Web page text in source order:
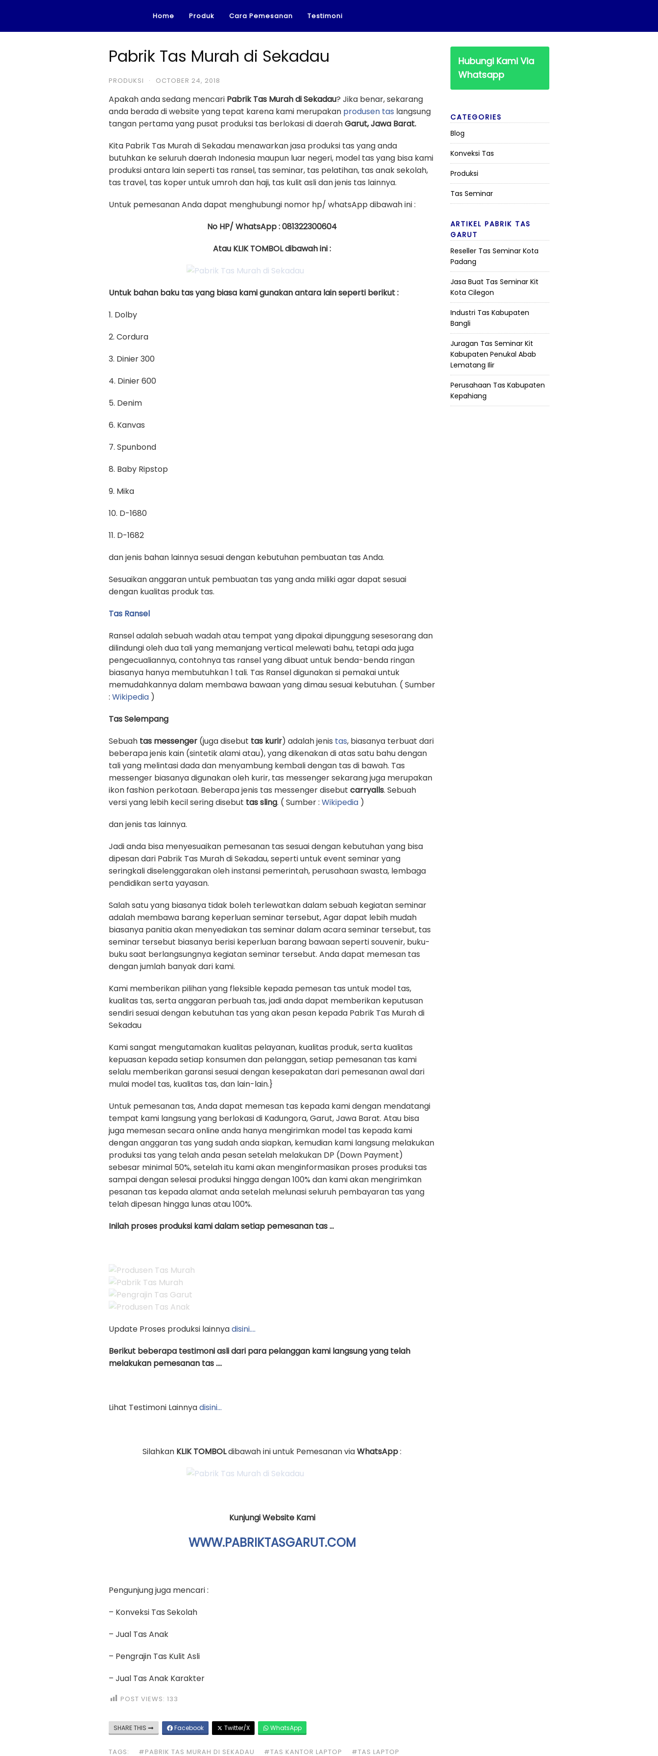
content
Home Produk Cara Pemesanan Testimoni
Pabrik Tas Murah di Sekadau
PRODUKSI · OCTOBER 24, 2018
Apakah anda sedang mencari Pabrik Tas Murah di Sekadau? Jika benar, sekarang
anda berada di website yang tepat karena kami merupakan produsen tas langsung
tangan pertama yang pusat produksi tas berlokasi di daerahGarut, Jawa Barat.
Kita Pabrik Tas Murah di Sekadau menawarkan jasa produksi tas yang anda
butuhkan ke seluruh daerah Indonesia maupun luar negeri, model tas yang bisa kami
produksi antara lain seperti tas ransel, tas seminar, tas pelatihan, tas anak sekolah,
tas travel, tas koper untuk umroh dan haji, tas kulit asli dan jenis tas lainnya.
Untuk pemesanan Anda dapat menghubungi nomor hp/ whatsApp dibawah ini :
No HP/ WhatsApp : 081322300604
Atau KLIK TOMBOL dibawah ini :
Untuk bahan baku tas yang biasa kami gunakan antara lain seperti berikut :
1. Dolby
2. Cordura
3. Dinier 300
4. Dinier 600
5. Denim
6. Kanvas
7. Spunbond
8. Baby Ripstop
9. Mika
10. D-1680
11. D-1682
dan jenis bahan lainnya sesuai dengan kebutuhan pembuatan tas Anda.
Sesuaikan anggaran untuk pembuatan tas yang anda miliki agar dapat sesuai
dengan kualitas produk tas.
Tas Ransel
Ransel adalah sebuah wadah atau tempat yang dipakai dipunggung sesesorang dan
dilindungi oleh dua tali yang memanjang vertical melewati bahu, tetapi ada juga
pengecualiannya, contohnya tas ransel yang dibuat untuk benda-benda ringan
biasanya hanya membutuhkan 1 tali. Tas Ransel digunakan si pemakai untuk
memudahkannya dalam membawa bawaan yang dimau sesuai kebutuhan. ( Sumber
: Wikipedia )
Tas Selempang
Sebuah tas messenger (juga disebut tas kurir) adalah jenis tas, biasanya terbuat dari
beberapa jenis kain (sintetik alami atau), yang dikenakan di atas satu bahu dengan
tali yang melintasi dada dan menyambung kembali dengan tas di bawah. Tas
messenger biasanya digunakan oleh kurir, tas messenger sekarang juga merupakan
ikon fashion perkotaan. Beberapa jenis tas messenger disebut carryalls. Sebuah
versi yang lebih kecil sering disebut tas sling. ( Sumber : Wikipedia )
dan jenis tas lainnya.
Jadi anda bisa menyesuaikan pemesanan tas sesuai dengan kebutuhan yang bisa
dipesan dari Pabrik Tas Murah di Sekadau, seperti untuk event seminar yang
seringkali diselenggarakan oleh instansi pemerintah, perusahaan swasta, lembaga
pendidikan serta yayasan.
Salah satu yang biasanya tidak boleh terlewatkan dalam sebuah kegiatan seminar
adalah membawa barang keperluan seminar tersebut, Agar dapat lebih mudah
biasanya panitia akan menyediakan tas seminar dalam acara seminar tersebut, tas
seminar tersebut biasanya berisi keperluan barang bawaan seperti souvenir, buku-
buku saat berlangsungnya kegiatan seminar tersebut. Anda dapat memesan tas
dengan jumlah banyak dari kami.
Kami memberikan pilihan yang fleksible kepada pemesan tas untuk model tas,
kualitas tas, serta anggaran perbuah tas, jadi anda dapat memberikan keputusan
sendiri sesuai dengan kebutuhan tas yang akan pesan kepada Pabrik Tas Murah di
Sekadau
Kami sangat mengutamakan kualitas pelayanan, kualitas produk, serta kualitas
kepuasan kepada setiap konsumen dan pelanggan, setiap pemesanan tas kami
selalu memberikan garansi sesuai dengan kesepakatan dari pemesanan awal dari
mulai model tas, kualitas tas, dan lain-lain.}
Untuk pemesanan tas, Anda dapat memesan tas kepada kami dengan mendatangi
tempat kami langsung yang berlokasi di Kadungora, Garut, Jawa Barat. Atau bisa
juga memesan secara online anda hanya mengirimkan model tas kepada kami
dengan anggaran tas yang sudah anda siapkan, kemudian kami langsung melakukan
produksi tas yang telah anda pesan setelah melakukan DP (Down Payment)
sebesar minimal 50%, setelah itu kami akan menginformasikan proses produksi tas
sampai dengan selesai produksi hingga dengan 100% dan kami akan mengirimkan
pesanan tas kepada alamat anda setelah melunasi seluruh pembayaran tas yang
telah dipesan hingga lunas atau 100%.
Inilah proses produksi kami dalam setiap pemesanan tas …
Update Proses produksi lainnyadisini….
Berikut beberapa testimoni asli dari para pelanggan kami langsung yang telah
melakukan pemesanan tas ….
Lihat Testimoni Lainnyadisini…
Silahkan KLIK TOMBOLdibawah ini untuk Pemesanan viaWhatsApp:
Kunjungi Website Kami
WWW.PABRIKTASGARUT.COM
Pengunjung juga mencari :
– Konveksi Tas Sekolah
– Jual Tas Anak
– Pengrajin Tas Kulit Asli
– Jual Tas Anak Karakter
POST VIEWS: 133
SHARE THIS Facebook Twitter/X WhatsApp
TAGS: #PABRIK TAS MURAH DI SEKADAU #TAS KANTOR LAPTOP #TAS LAPTOP
Hubungi Kami Via
Whatsapp
CATEGORIES
Blog
Konveksi Tas
Produksi
Tas Seminar
ARTIKEL PABRIK TAS
GARUT
Reseller Tas Seminar Kota
Padang
Jasa Buat Tas Seminar Kit
Kota Cilegon
Industri Tas Kabupaten
Bangli
Juragan Tas Seminar Kit
Kabupaten Penukal Abab
Lematang Ilir
Perusahaan Tas Kabupaten
Kepahiang